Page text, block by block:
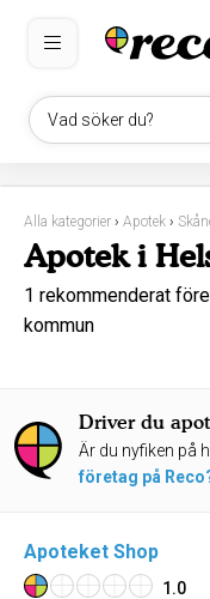
Vad söker du?
Alla kategorier › Apotek ›
Apotek i
1 rekommenderat
kommun
Driver du
Är du nyfiken på
företag på
Apoteket Shop
1.0